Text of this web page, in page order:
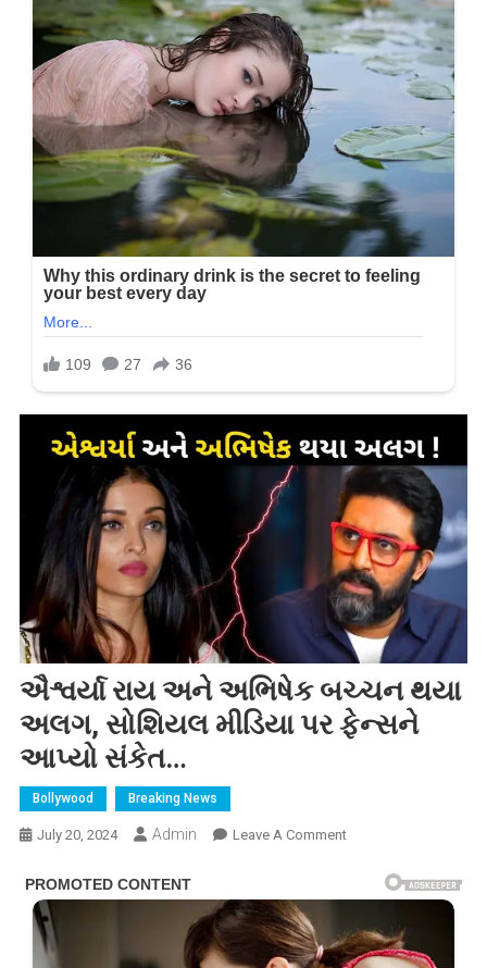
ઐશ્વર્યા રાય અને અભિષેક બચ્ચન થયા
અલગ, સોશિયલ મીડિયા પર ફેન્સને
આપ્યો સંકેત…
Bollywood Breaking News
July 20, 2024 Admin Leave A CommentOn
અભિષેક
બચ્ચન